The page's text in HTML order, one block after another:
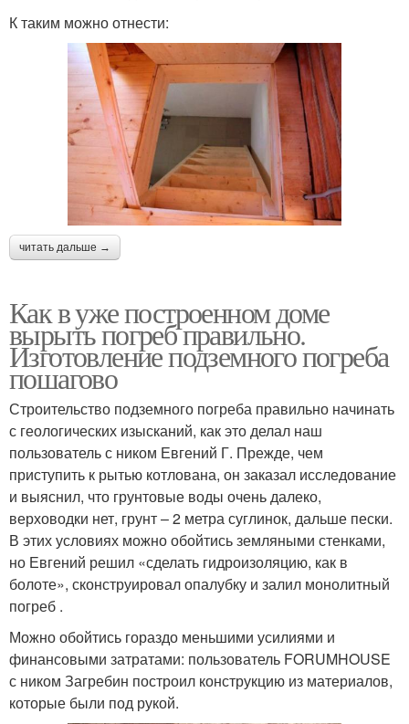
К таким можно отнести:
читать дальше →
Как в уже построенном доме
вырыть погреб правильно.
Изготовление подземного погреба
пошагово
Строительство подземного погреба правильно начинать
с геологических изысканий, как это делал наш
пользователь с ником Евгений Г. Прежде, чем
приступить к рытью котлована, он заказал исследование
и выяснил, что грунтовые воды очень далеко,
верховодки нет, грунт – 2 метра суглинок, дальше пески.
В этих условиях можно обойтись земляными стенками,
но Евгений решил «сделать гидроизоляцию, как в
болоте», сконструировал опалубку и залил монолитный
погреб .
Можно обойтись гораздо меньшими усилиями и
финансовыми затратами: пользователь FORUMHOUSE
с ником Загребин построил конструкцию из материалов,
которые были под рукой.